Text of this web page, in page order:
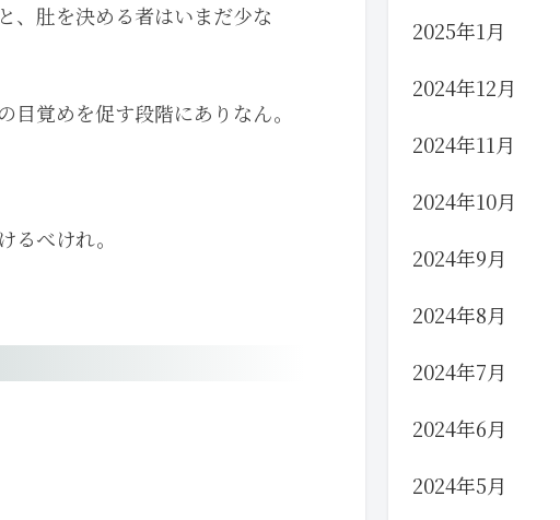
、肚を決める者はいまだ少な
覚めを促す段階にありなん。
べけれ。
2025年1月
2024年12月
2024年11月
2024年10月
2024年9月
2024年8月
2024年7月
2024年6月
2024年5月